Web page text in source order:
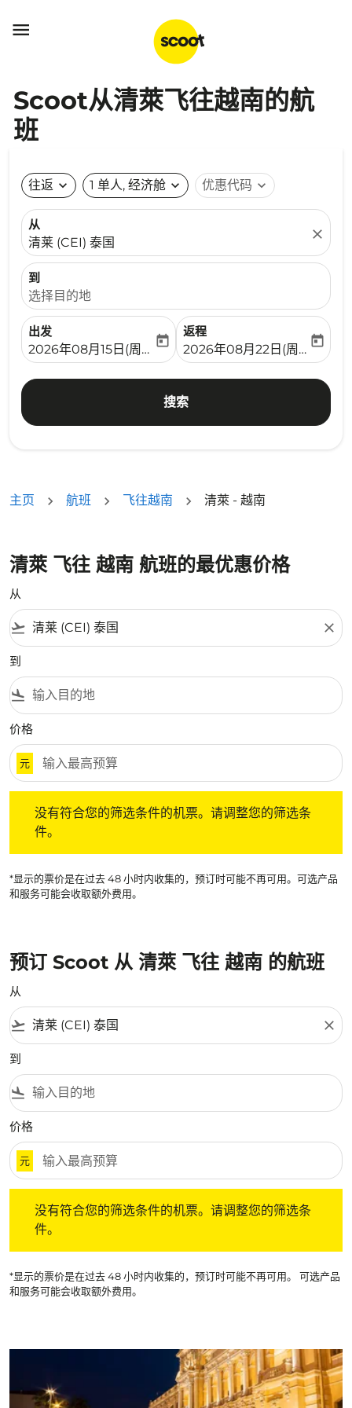

Scoot从清萊飞往越南的航
班
往返 expand_more 1 单人, 经济舱 expand_more 优惠代码 expand_more
从
清莱 (CEI) 泰国
close
到
选择目的地
出发
fc-booking-departure-date-aria-label
2026年08月15日(周六)
today
返程
fc-booking-return-date-
2026年08月22日(周六)
today
搜索
主页 航班 飞往越南 清萊 - 越南
清萊 飞往 越南 航班的最优惠价格
从
flight_takeoff close
到
flight_land
价格
元
没有符合您的筛选条件的机票。请调整您的筛选条
件。
*显示的票价是在过去 48 小时内收集的，预订时可能不再可用。可选产品
和服务可能会收取额外费用。
预订 Scoot 从 清萊 飞往 越南 的航班
从
flight_takeoff close
到
flight_land
价格
元
没有符合您的筛选条件的机票。请调整您的筛选条
件。
*显示的票价是在过去 48 小时内收集的，预订时可能不再可用。 可选产品
和服务可能会收取额外费用。